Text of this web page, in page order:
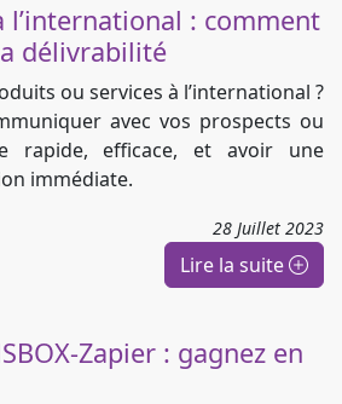
l’international : comment
délivrabilité
ou services à l’international ?
avec vos prospects ou
rapide, efficace, et avoir une
immédiate.
28 Juillet 2023
Lire la suite
Zapier : gagnez en